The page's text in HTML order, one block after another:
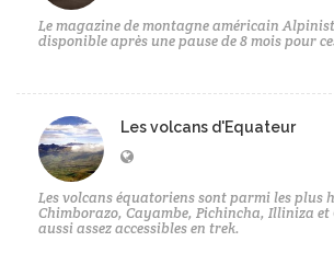
Le magazine de montagne américain
disponible après une pause de 8 mois pour
Les volcans d'Equateur
Les volcans équatoriens sont parmi les plus
Chimborazo, Cayambe, Pichincha, Illiniza
aussi assez accessibles en trek.